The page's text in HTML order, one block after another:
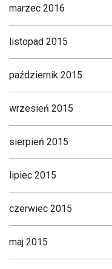
marzec 2016
listopad 2015
październik 2015
wrzesień 2015
sierpień 2015
lipiec 2015
czerwiec 2015
maj 2015